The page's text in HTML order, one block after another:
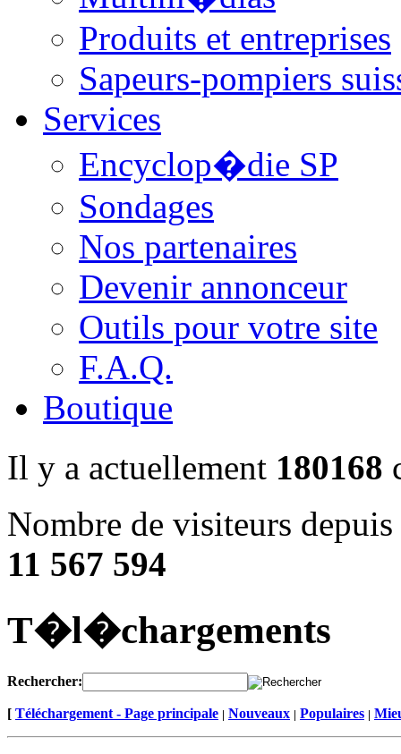
Produits et entreprises
Sapeurs-pompiers
Services
Encyclop�die SP
Sondages
Nos partenaires
Devenir annonceur
Outils pour votre site
F.A.Q.
Boutique
Il y a actuellement 180168
Nombre de visiteurs
11 567 594
T�l�chargements
Rechercher:
[ Téléchargement - Page principale | Nouveaux | Populaires |